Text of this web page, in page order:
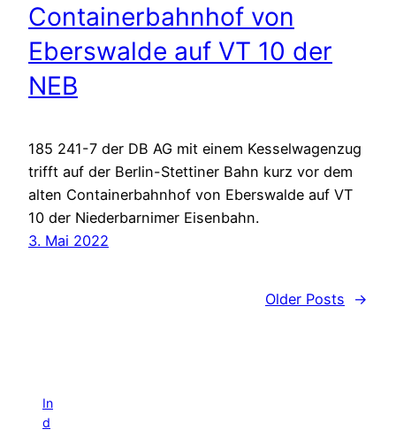
Containerbahnhof von
Eberswalde auf VT 10 der
NEB
185 241-7 der DB AG mit einem Kesselwagenzug
trifft auf der Berlin-Stettiner Bahn kurz vor dem
alten Containerbahnhof von Eberswalde auf VT
10 der Niederbarnimer Eisenbahn.
3. Mai 2022
Older Posts →
In
d